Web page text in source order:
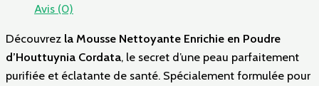
Avis (0)
Découvrez la Mousse Nettoyante Enrichie en Poudre
d’Houttuynia Cordata, le secret d’une peau parfaitement
purifiée et éclatante de santé. Spécialement formulée pour